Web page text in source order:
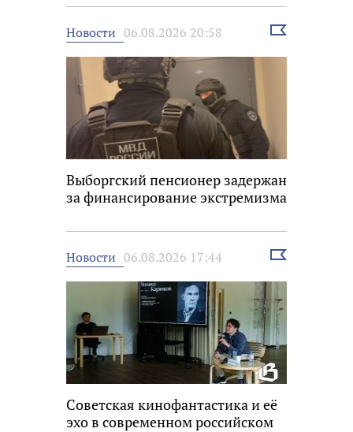
Новости 06.08.2026 20:58
Выбрать
Выборгский пенсионер задержан
за финансирование экстремизма
Новости 06.08.2026 17:44
Выбрать
Советская кинофантастика и её
эхо в современном российском